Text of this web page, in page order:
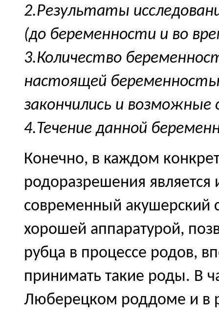
2.Результаты
(до беременности и во
3.Количество
настоящей
закончились и возможные
4.Течение данной
Конечно, в каждом
родоразрешения
современный акушерский
хорошей аппаратурой,
рубца в процессе родов,
принимать такие роды. В
Люберецком роддоме и